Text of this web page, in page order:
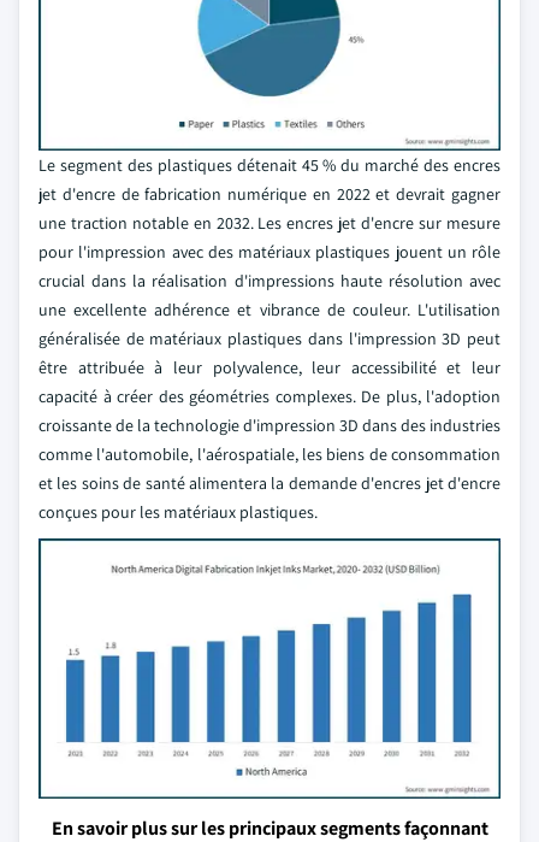
Le segment des plastiques détenait 45 % du marché des encres
jet d'encre de fabrication numérique en 2022 et devrait gagner
une traction notable en 2032. Les encres jet d'encre sur mesure
pour l'impression avec des matériaux plastiques jouent un rôle
crucial dans la réalisation d'impressions haute résolution avec
une excellente adhérence et vibrance de couleur. L'utilisation
généralisée de matériaux plastiques dans l'impression 3D peut
être attribuée à leur polyvalence, leur accessibilité et leur
capacité à créer des géométries complexes. De plus, l'adoption
croissante de la technologie d'impression 3D dans des industries
comme l'automobile, l'aérospatiale, les biens de consommation
et les soins de santé alimentera la demande d'encres jet d'encre
conçues pour les matériaux plastiques.
En savoir plus sur les principaux segments façonnant